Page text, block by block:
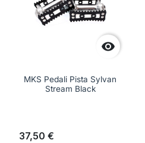

MKS Pedali Pista Sylvan
Stream Black
37,50 €